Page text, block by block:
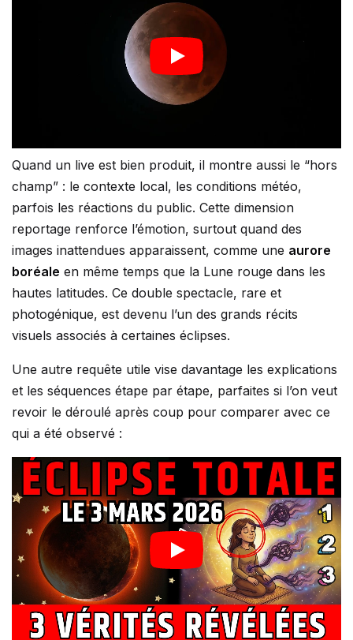
Quand un live est bien produit, il montre aussi le “hors
champ” : le contexte local, les conditions météo,
parfois les réactions du public. Cette dimension
reportage renforce l’émotion, surtout quand des
images inattendues apparaissent, comme une aurore
boréale en même temps que la Lune rouge dans les
hautes latitudes. Ce double spectacle, rare et
photogénique, est devenu l’un des grands récits
visuels associés à certaines éclipses.
Une autre requête utile vise davantage les explications
et les séquences étape par étape, parfaites si l’on veut
revoir le déroulé après coup pour comparer avec ce
qui a été observé :